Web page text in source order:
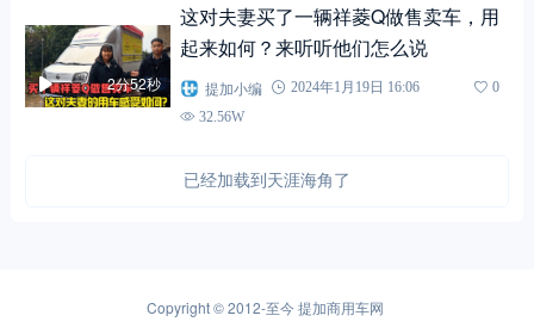
2分52秒
这对夫妻买了一辆祥菱Q做售卖车，用
起来如何？来听听他们怎么说
提加小编 2024年1月19日 16:06
0
32.56W
已经加载到天涯海角了
Copyright © 2012-至今提加商用车网